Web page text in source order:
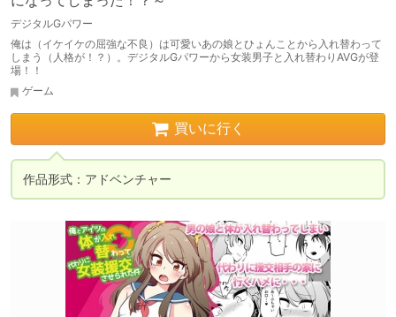
デジタルGパワー
俺は（イケイケの屈強な不良）は可愛いあの娘とひょんことから入れ替わって
しまう（人格が！？）。デジタルGパワーから女装男子と入れ替わりAVGが登
場！！
ゲーム
買いに行く
作品形式：アドベンチャー